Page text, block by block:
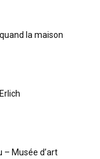
la maison
– Musée d’art